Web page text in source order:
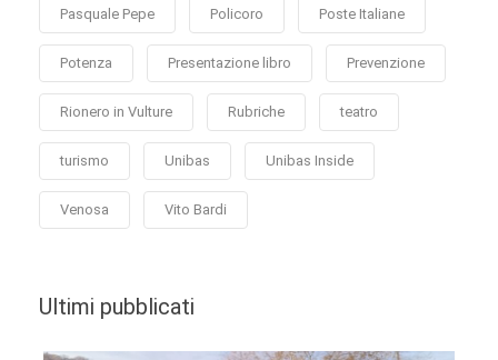
Pasquale Pepe Policoro Poste Italiane
Potenza Presentazione libro Prevenzione
Rionero in Vulture Rubriche teatro
turismo Unibas Unibas Inside
Venosa Vito Bardi
Ultimi pubblicati